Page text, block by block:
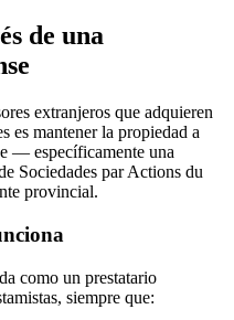
de una
extranjeros que adquieren
es mantener la propiedad a
— específicamente una
Sociedades par Actions du
provincial.
como un prestatario
siempre que: